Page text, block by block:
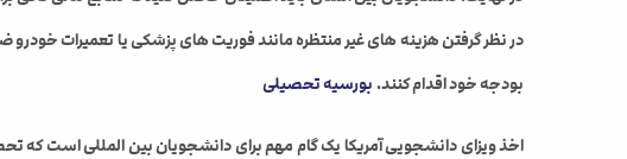
در نظر گرفتن هزینه های غیر منتظره مانند فوریت های پزشکی یا تعمیرات
بودجه خود اقدام کنند. بورسیه تحصیلی
اخذ ویزای دانشجویی آمریکا یک گام مهم برای دانشجویان بین المللی است که